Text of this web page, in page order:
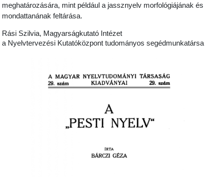
meghatározására, mint például a jassznyelv morfológiájának és
mondattanának feltárása.
Rási Szilvia, Magyarságkutató Intézet
a Nyelvtervezési Kutatóközpont tudományos segédmunkatársa